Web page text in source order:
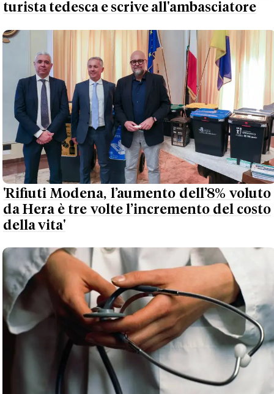
turista tedesca e scrive all'ambasciatore
'Rifiuti Modena, l’aumento dell’8% voluto
da Hera è tre volte l’incremento del costo
della vita'